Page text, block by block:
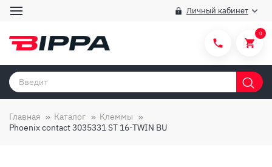
Личный кабинет
Категории товаров
Способы покупки
0
Главная Каталог
Клеммы
Phoenix contact 3035331 ST 16-TWIN BU